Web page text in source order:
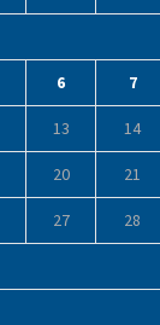
6 7
13 14
20 21
27 28